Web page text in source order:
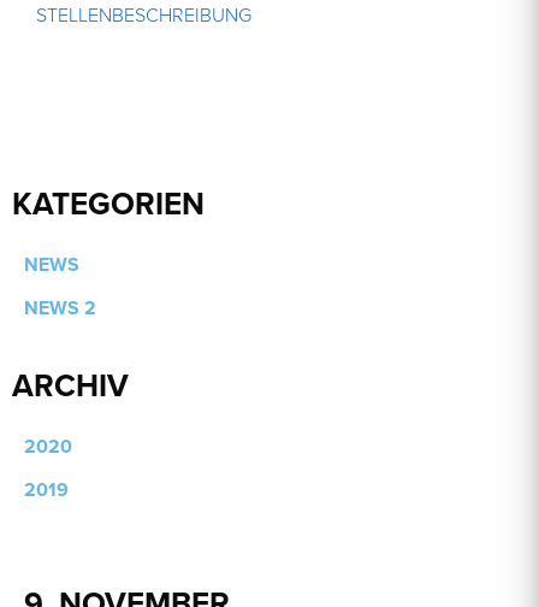
STELLENBESCHREIBUNG
KATEGORIEN
NEWS
NEWS 2
ARCHIV
2020
2019